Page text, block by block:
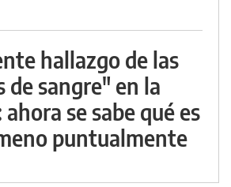
hallazgo de las
de sangre" en la
se sabe qué es
puntualmente